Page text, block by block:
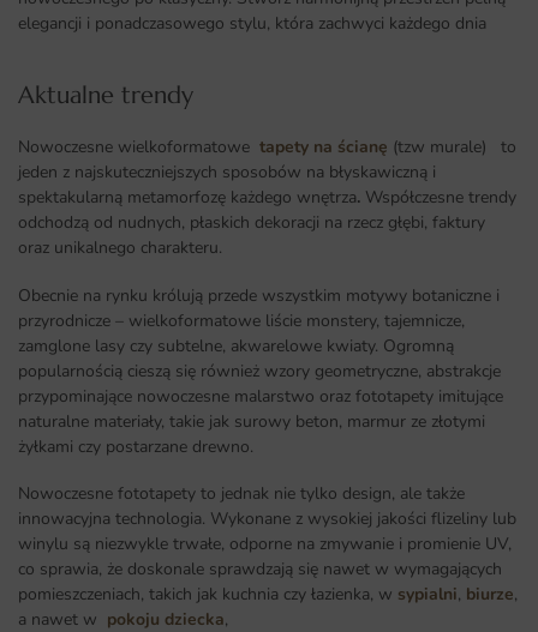
elegancji i ponadczasowego stylu, która zachwyci każdego dnia
Aktualne trendy​
Nowoczesne wielkoformatowe tapety na ścianę (tzw murale) to
jeden z najskuteczniejszych sposobów na błyskawiczną i
spektakularną metamorfozę każdego wnętrza. Współczesne trendy
odchodzą od nudnych, płaskich dekoracji na rzecz głębi, faktury
oraz unikalnego charakteru.
Obecnie na rynku królują przede wszystkim motywy botaniczne i
przyrodnicze – wielkoformatowe liście monstery, tajemnicze,
zamglone lasy czy subtelne, akwarelowe kwiaty. Ogromną
popularnością cieszą się również wzory geometryczne, abstrakcje
przypominające nowoczesne malarstwo oraz fototapety imitujące
naturalne materiały, takie jak surowy beton, marmur ze złotymi
żyłkami czy postarzane drewno.
Nowoczesne fototapety to jednak nie tylko design, ale także
innowacyjna technologia. Wykonane z wysokiej jakości flizeliny lub
winylu są niezwykle trwałe, odporne na zmywanie i promienie UV,
co sprawia, że doskonale sprawdzają się nawet w wymagających
pomieszczeniach, takich jak kuchnia czy łazienka, w sypialni, biurze,
a nawet w pokoju dziecka,